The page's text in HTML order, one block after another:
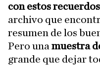
con estos recuerdos
archivo que
resumen de los
Pero una muestra
grande que dejar